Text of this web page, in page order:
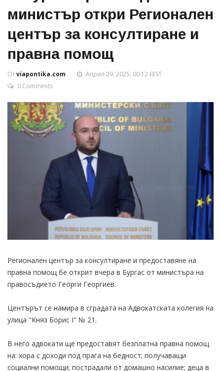
министър откри Регионален
център за консултиране и
правна помощ
Отviapontika.com
Април 29, 2025, 00:12 EEST
0 Comments
Регионален център за консултиране и предоставяне на
правна помощ бе открит вчера в Бургас от министъра на
правосъдието Георги Георгиев.
Центърът се намира в сградата на Адвокатската колегия на
улица "Княз Борис І" № 21.
В него адвокати ще предоставят безплатна правна помощ
на: хора с доходи под прага на бедност; получаващи
социални помощи; пострадали от домашно насилие; деца в